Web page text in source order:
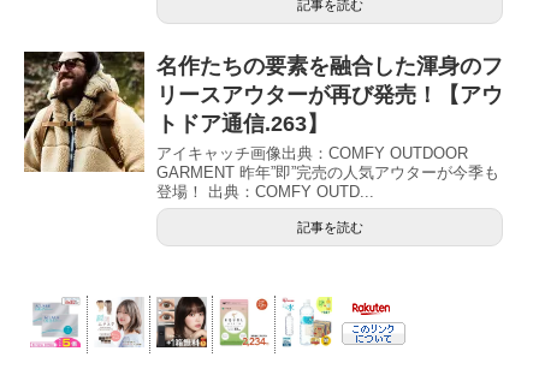
記事を読む
名作たちの要素を融合した渾身のフ
リースアウターが再び発売！【アウ
トドア通信.263】
アイキャッチ画像出典：COMFY OUTDOOR
GARMENT 昨年”即”完売の人気アウターが今季も
登場！ 出典：COMFY OUTD...
記事を読む